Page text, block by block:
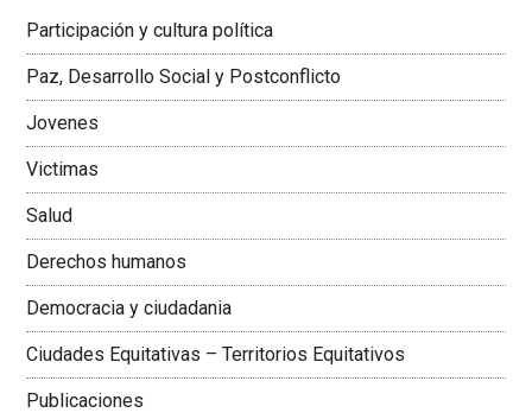
Colombiana
Participación y cultura política
Paz, Desarrollo Social y Postconflicto
Jovenes
Victimas
Salud
Derechos humanos
Democracia y ciudadania
Ciudades Equitativas – Territorios Equitativos
Publicaciones